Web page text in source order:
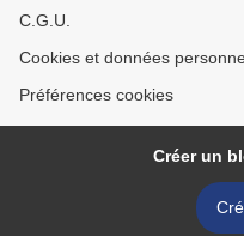
C.G.U.
Cookies et données
Préférences cookies
Créer un